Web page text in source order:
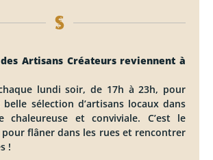
Artisans Créateurs reviennent à
lundi soir, de 17h à 23h, pour
sélection d’artisans locaux dans
chaleureuse et conviviale. C’est le
flâner dans les rues et rencontrer
!